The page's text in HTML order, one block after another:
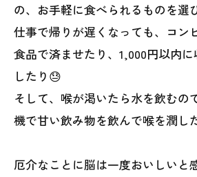
の、お手軽に食べられるものを選
仕事で帰りが遅くなっても、コン
食品で済ませたり、1,000円以内
したり😓
そして、喉が渇いたら水を飲むの
機で甘い飲み物を飲んで喉を潤し
厄介なことに脳は一度おいしいと